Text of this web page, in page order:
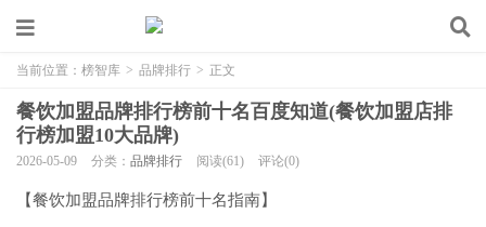
当前位置： 榜智库 > 品牌排行 > 正文
餐饮加盟品牌排行榜前十名百度知道(餐饮加盟店排
行榜加盟10大品牌)
2026-05-09 分类： 品牌排行 阅读(61) 评论(0)
【餐饮加盟品牌排行榜前十名指南】